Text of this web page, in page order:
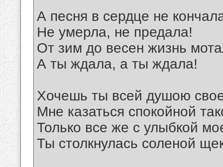
А песня в сердце не
Не умерла, не предала!
От зим до весен жизнь
А ты ждала, а ты ждала!
Хочешь ты всей душою
Мне казаться спокойной
Только все же с улыбкой
Ты столкнулась соленой